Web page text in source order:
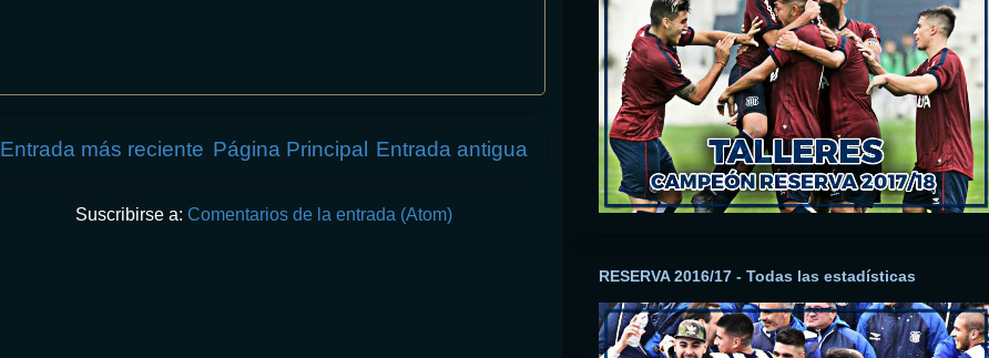
Entrada más reciente Entrada antigua
Página Principal
Suscribirse a: Comentarios de la entrada (Atom)
RESERVA 2016/17 - Todas las estadísticas